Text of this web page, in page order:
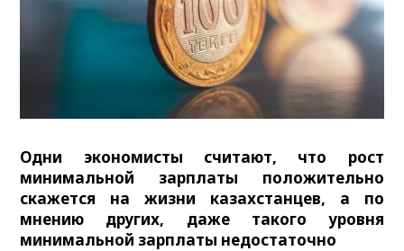
Одни экономисты считают, что рост
минимальной зарплаты положительно
скажется на жизни казахстанцев, а по
мнению других, даже такого уровня
минимальной зарплаты недостаточно